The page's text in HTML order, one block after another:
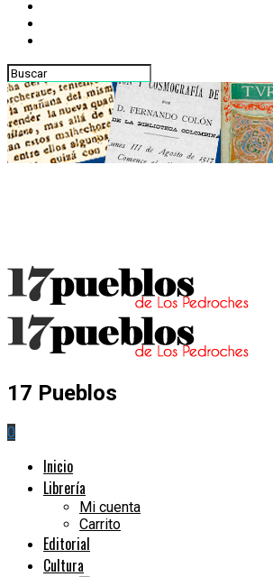
17 Pueblos
0
Inicio
Librería
Mi cuenta
Carrito
Editorial
Cultura